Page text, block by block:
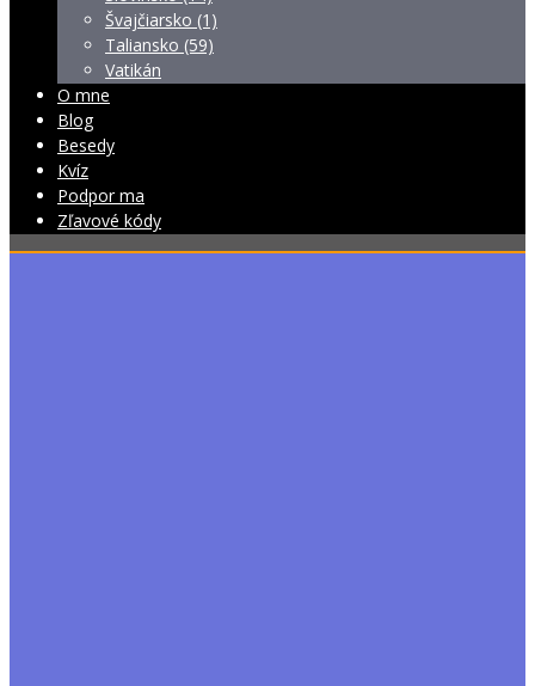
Švajčiarsko (1)
Taliansko (59)
Vatikán
O mne
Blog
Besedy
Kvíz
Podpor ma
Zľavové kódy